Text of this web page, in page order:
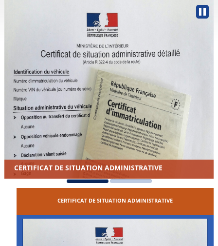
CERTIFICAT DE SITUATION ADMINISTRATIVE
CERTIFICAT DE SITUATION ADMINISTRATIVE